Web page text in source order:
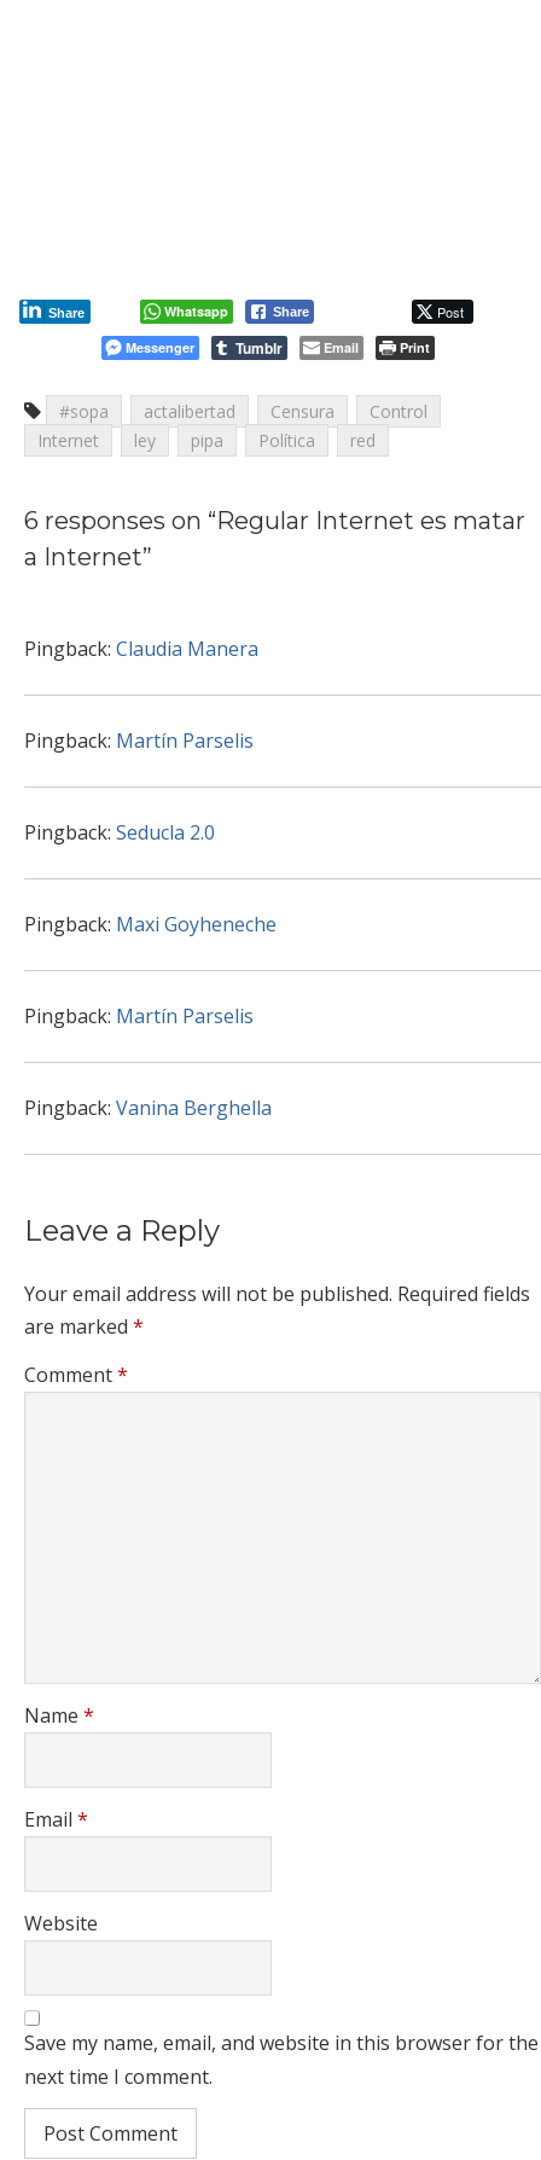
Whatsapp Share Post
Share
Messenger Tumblr Email Print
#sopa actalibertad Censura
Control
Internet
ley pipa Política red
6 responses on “Regular Internet es matar
a Internet”
Pingback: Claudia Manera
Pingback: Martín Parselis
Pingback: Seducla 2.0
Pingback: Maxi Goyheneche
Pingback: Martín Parselis
Pingback: Vanina Berghella
Leave a Reply
Your email address will not be published. Required fields
are marked *
Comment*
Name *
Email *
Website
Save my name, email, and website in this browser for the
next time I comment.